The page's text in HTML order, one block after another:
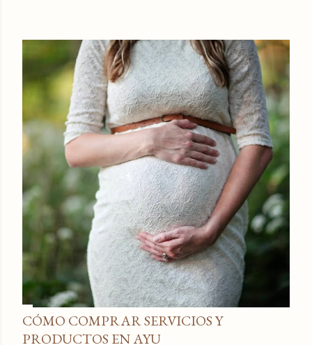
CÓMO COMPRAR SERVICIOS Y
PRODUCTOS EN AYU